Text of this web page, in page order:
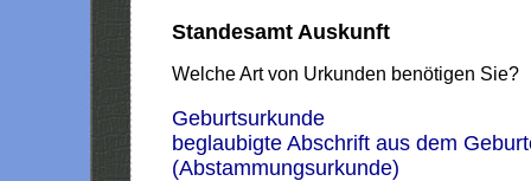
Standesamt Auskunft
Welche Art von Urkunden benötigen Sie?
Geburtsurkunde
beglaubigte Abschrift aus dem
(Abstammungsurkunde)